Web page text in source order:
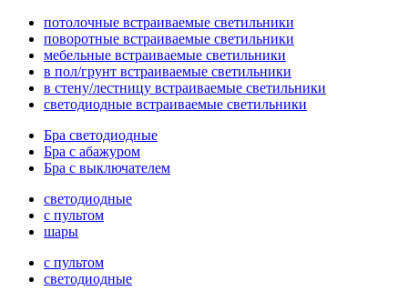
потолочные встраиваемые светильники
поворотные встраиваемые светильники
мебельные встраиваемые светильники
в пол/грунт встраиваемые светильники
в стену/лестницу встраиваемые светильники
светодиодные встраиваемые светильники
Бра светодиодные
Бра с абажуром
Бра с выключателем
светодиодные
с пультом
шары
с пультом
светодиодные